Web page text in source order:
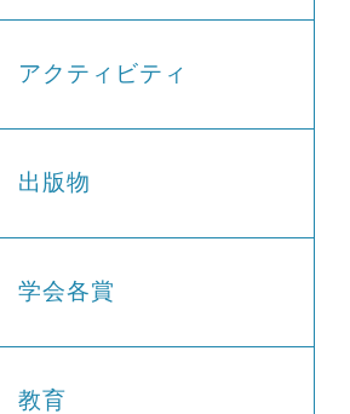
アクティビティ
出版物
学会各賞
教育